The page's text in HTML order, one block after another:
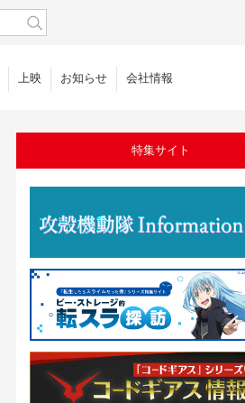
上映 お知らせ 会社情報
特集サイト